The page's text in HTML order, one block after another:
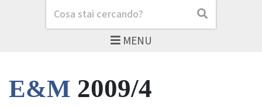
MENU
Cerca Cerca
E&M 2009/4